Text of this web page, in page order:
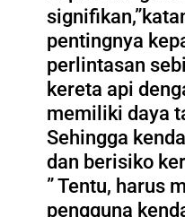
pentingnya
perlintasan
kereta api
memiliki daya
Sehingga
dan berisiko
” Tentu, harus
pengguna